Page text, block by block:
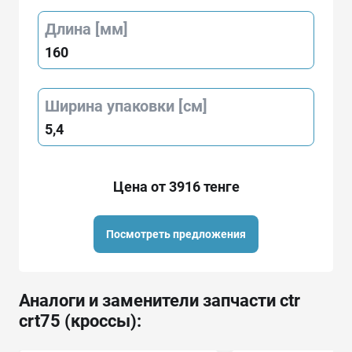
Длина [мм]
160
Ширина упаковки [см]
5,4
Цена от 3916 тенге
Посмотреть предложения
Аналоги и заменители запчасти ctr
crt75 (кроссы):